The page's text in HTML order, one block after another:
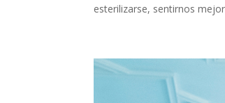
esterilizarse, sentirnos